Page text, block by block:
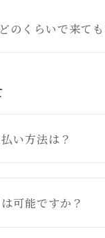
のくらいで来て
い方法は？
可能ですか？